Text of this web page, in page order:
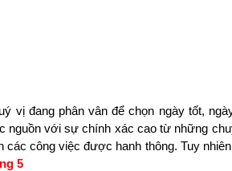
vị đang phân vân để chọn ngày tốt,
với sự chính xác cao từ những
công việc được hanh thông. Tuy
5